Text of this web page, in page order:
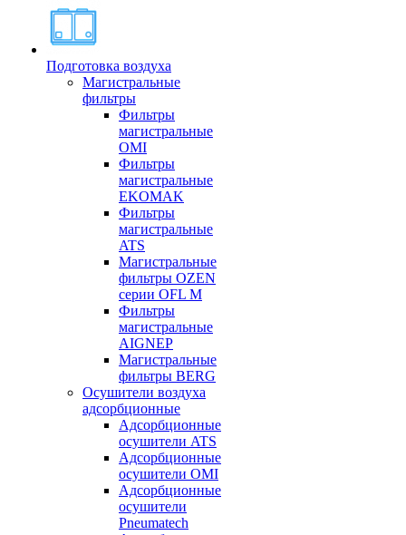
Подготовка воздуха
Магистральные
фильтры
Фильтры
магистральные
OMI
Фильтры
магистральные
EKOMAK
Фильтры
магистральные
ATS
Магистральные
фильтры OZEN
серии OFL M
Фильтры
магистральные
AIGNEP
Магистральные
фильтры BERG
Осушители воздуха
адсорбционные
Адсорбционные
осушители ATS
Адсорбционные
осушители OMI
Адсорбционные
осушители
Pneumatech